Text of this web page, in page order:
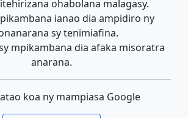
ohabolana malagasy.
ianao dia ampidiro ny
sy tenimiafina.
mpikambana dia afaka misoratra
anarana.
koa ny mampiasa Google